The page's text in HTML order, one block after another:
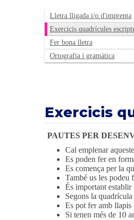
Lletra lligada i/o d'imprenta
Exercicis quadrícules
Fer bona lletra
Ortografia i gramàtica
Exercicis
PAUTES PER
Cal emplenar
Es poden fer en
Es comença per la
També us les podeu
És important establir
Segons la
Es pot fer amb
Si tenen més de 10